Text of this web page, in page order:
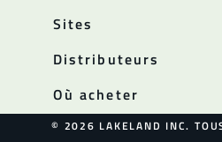
Sites
Distributeurs
Où acheter
© 2026 LAKELAND INC.